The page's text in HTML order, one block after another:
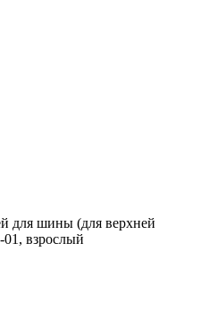
для шины (для верхней
взрослый